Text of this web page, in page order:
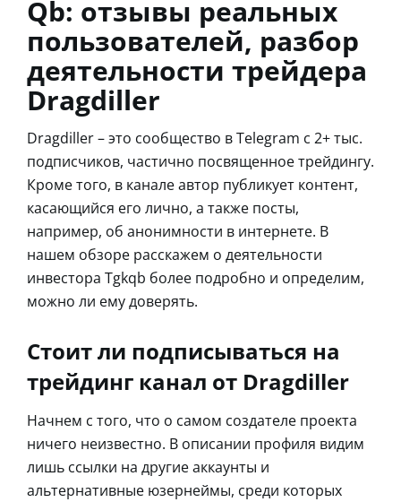
Qb: отзывы реальных
пользователей, разбор
деятельности трейдера
Dragdiller
Dragdiller – это сообщество в Telegram с 2+ тыс.
подписчиков, частично посвященное трейдингу.
Кроме того, в канале автор публикует контент,
касающийся его лично, а также посты,
например, об анонимности в интернете. В
нашем обзоре расскажем о деятельности
инвестора Tgkqb более подробно и определим,
можно ли ему доверять.
Стоит ли подписываться на
трейдинг канал от Dragdiller
Начнем с того, что о самом создателе проекта
ничего неизвестно. В описании профиля видим
лишь ссылки на другие аккаунты и
альтернативные юзернеймы, среди которых